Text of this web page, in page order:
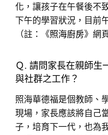
化，讓孩子在午餐後不
下午的學習狀況，目前
（註：《照海廚房》網
Ｑ. 請問家長在親師生
與社群之工作？
照海華德福是個教師、
現場，家長應該將自己
子，培育下一代，也為